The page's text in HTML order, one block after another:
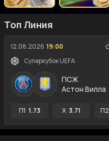
Топ Линия
12.08.2026 19:00
Суперкубок UEFA
ПСЖ
Астон Вилла
П1 1.73 X 3.71 П2